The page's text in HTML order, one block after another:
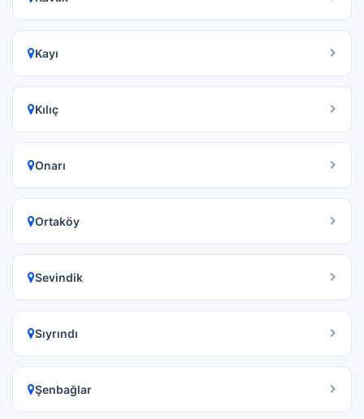
Kayı
Kılıç
Onarı
Ortaköy
Sevindik
Sıyrındı
Şenbağlar